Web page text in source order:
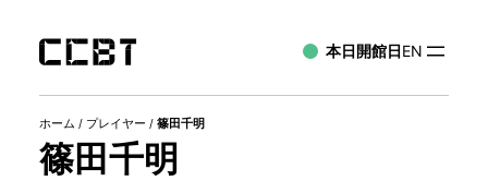
本日開館日EN
ホーム / プレイヤー / 篠田千明
篠田千明